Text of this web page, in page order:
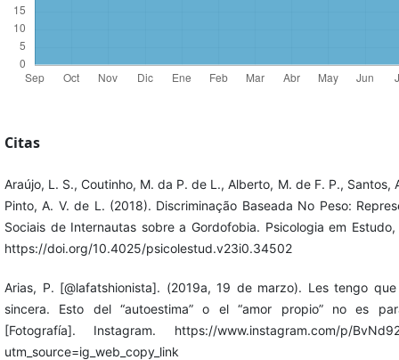
Citas
Araújo, L. S., Coutinho, M. da P. de L., Alberto, M. de F. P., Santos,
Pinto, A. V. de L. (2018). Discriminação Baseada No Peso:
Sociais de Internautas sobre a Gordofobia. Psicologia em Estudo,
https://doi.org/10.4025/psicolestud.v23i0.34502
Arias, P. [@lafatshionista]. (2019a, 19 de marzo). Les tengo
sincera. Esto del “autoestima” o el “amor propio” no es
[Fotografía]. Instagram. https://www.instagram.com/p/
utm_source=ig_web_copy_link